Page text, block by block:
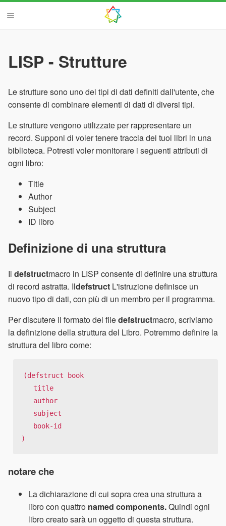
LISP - Strutture
Le strutture sono uno dei tipi di dati definiti dall'utente, che
consente di combinare elementi di dati di diversi tipi.
Le strutture vengono utilizzate per rappresentare un
record. Supponi di voler tenere traccia dei tuoi libri in una
biblioteca. Potresti voler monitorare i seguenti attributi di
ogni libro:
Title
Author
Subject
ID libro
Definizione di una struttura
Il defstructmacro in LISP consente di definire una struttura
di record astratta. Ildefstruct L'istruzione definisce un
nuovo tipo di dati, con più di un membro per il programma.
Per discutere il formato del filedefstructmacro, scriviamo
la definizione della struttura del Libro. Potremmo definire la
struttura del libro come:
(defstruct book
)
notare che
La dichiarazione di cui sopra crea una struttura a
libro con quattro named components.Quindi ogni
libro creato sarà un oggetto di questa struttura.